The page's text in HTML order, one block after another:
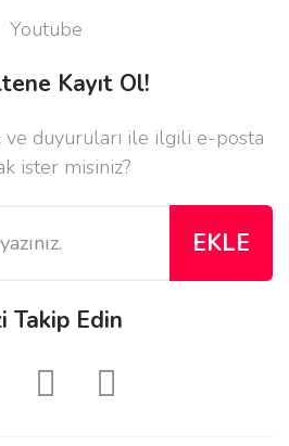
Youtube
Kayıt Ol!
ve duyuruları ile ilgili e-posta
ister misiniz?
EKLE
Takip Edin